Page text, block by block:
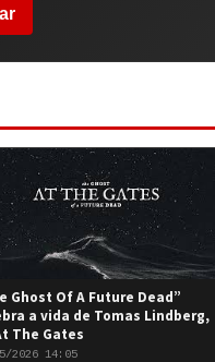
Ghost Of A Future Dead”
a vida de Tomas Lindberg,
The Gates
2026 14:05